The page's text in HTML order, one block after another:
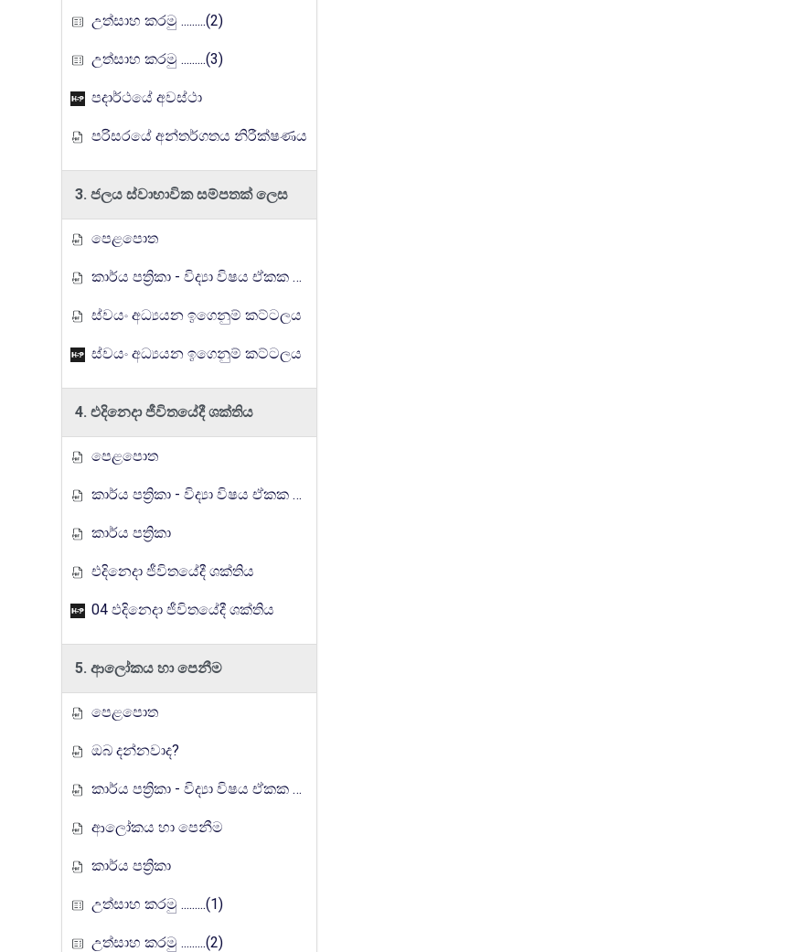
උත්සාහ කරමු .........(2)
උත්සාහ කරමු .........(3)
පදාර්ථයේ අවස්ථා
පරිසරයේ අන්තර්ගතය නිරීක්ෂණය
3. ජලය ස්වාභාවික සම්පතක් ලෙස
පෙළපොත
කාර්ය පත්‍රිකා - විද්‍යා විෂය ඒකක සංවර්ධන වැඩසටහන, මතුගම අධ්‍යාපන කලාපය
ස්වයං අධ්‍යයන ඉගෙනුම් කට්ටලය
ස්වයං අධ්‍යයන ඉගෙනුම් කට්ටලය
4. එදිනෙදා ජීවිතයේදී ශක්තිය
පෙළපොත
කාර්ය පත්‍රිකා - විද්‍යා විෂය ඒකක සංවර්ධන වැඩසටහන, මතුගම අධ්‍යාපන කලාපය
කාර්ය පත්‍රිකා
එදිනෙදා ජීවිතයේදී ශක්තිය
04 ඵදිනෙදා ජීවිතයේදී ශක්තිය
5. ආලෝකය හා පෙනීම
පෙළපොත
ඔබ දන්නවාද?
කාර්ය පත්‍රිකා - විද්‍යා විෂය ඒකක සංවර්ධන වැඩසටහන, මතුගම අධ්‍යාපන කලාපය
ආලෝකය හා පෙනීම
කාර්ය පත්‍රිකා
උත්සාහ කරමු .........(1)
උත්සාහ කරමු .........(2)